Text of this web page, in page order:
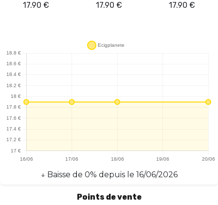
17.90 €
17.90 €
17.90 €
↓ Baisse de 0% depuis le 16/06/2026
Points de vente